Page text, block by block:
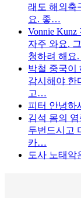
래도 해외축
요. 좋…
Vonnie Kunz
자주 와요.
청하려 해
박철 중국이
감시해야 한
고…
피터 안녕하
김석 몸의
두번드시고
카…
도사 노태악